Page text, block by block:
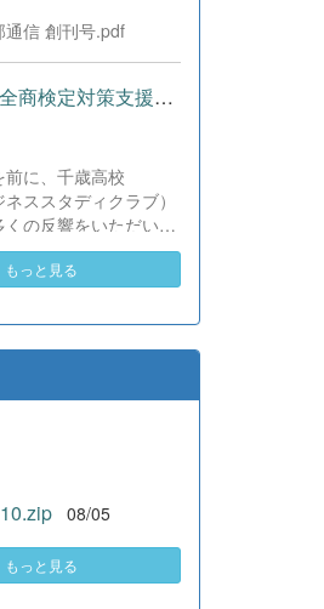
表現力に磨きをか
よろしくお願いいたし
あめ、盆踊りなどを
でイベントを彩った
験を生かして頼もし
る3年生など、生徒た
境を超えて笑顔で交
や年齢を問わず笑顔で
分で考えて動く姿が
。異文化理解のマイン
についている」と、
いただきました！ 教室
ルドで本領を発揮す
ち。多文化共生社会
もしい姿に、誇らし
です。 教養科生、ど
び出そう！ その温か
を磨き、世界を笑顔
通信 創刊号.pdf
【ＢＳＣ】全商検定対策支援ポータルサイト「Compath（コンパス）...
に、千歳高校
ススタディクラブ）
くの反響をいただいて
定合格支援ポータル
（コンパス）』
回もユーザーの皆様
たアンケートのご意
BSC部員のプログラ
がデバッグ（不具合
機能の実装までを行
回のアップデートで
計算・簿記・ビジネ
ネスコミュニケーシ
グラムを一挙にリリー
。 具体的には、各検
もっと見る
08/05
もっと見る